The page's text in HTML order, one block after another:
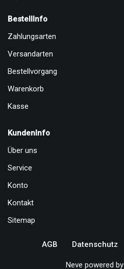
BestellInfo
Zahlungsarten
Versandarten
Bestellvorgang
Warenkorb
Kasse
KundenInfo
Über uns
Service
Konto
Kontakt
Sitemap
AGB Datenschutz
Neve powered by